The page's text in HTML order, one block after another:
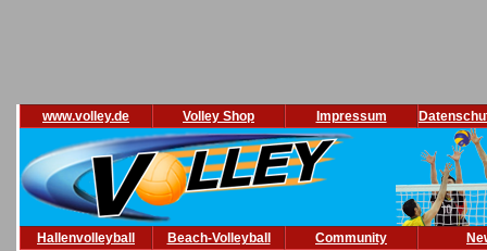
www.volley.de Volley Shop Impressum
Hallenvolleyball Beach-Volleyball Community